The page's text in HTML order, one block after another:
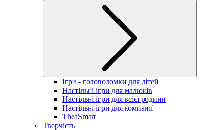
Ігри - головоломки для дітей
Настільні ігри для малюків
Настільні ігри для всієї родини
Настільні ігри для компанії
TheaSmart
Творчість